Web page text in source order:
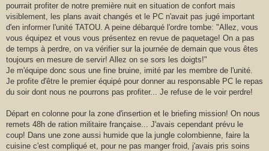
pourrait profiter de notre première nuit en situation de confort mais
visiblement, les plans avait changés et le PC n'avait pas jugé important
d'en informer l'unité TATOU. A peine débarqué l'ordre tombe: "Allez, vous
vous équipez et vous vous présentez en revue de paquetage! On a pas
de temps à perdre, on va vérifier sur la journée de demain que vous êtes
toujours en mesure de servir! Allez on se sors les doigts!"
Je m'équipe donc sous une fine bruine, imité par les membre de l'unité.
Je profite d'être le premier équipé pour donner au responsable PC le repas
du soir dont nous ne pourrons pas profiter... Je refuse de le voir perdre!
Départ en colonne pour la zone d'insertion et le briefing mission! On nous
remets 48h de ration militaire française... J'avais cependant prévu le
coup! Dans une zone aussi humide que la jungle colombienne, faire la
cuisine c'est compliqué et, pour ne pas manger froid, j'avais pris soins